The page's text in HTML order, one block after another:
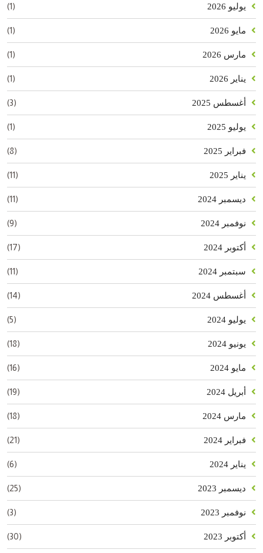
يوليو 2026 (1)
مايو 2026 (1)
مارس 2026 (1)
يناير 2026 (1)
أغسطس 2025 (3)
يوليو 2025 (1)
فبراير 2025 (8)
يناير 2025 (11)
ديسمبر 2024 (11)
نوفمبر 2024 (9)
أكتوبر 2024 (17)
سبتمبر 2024 (11)
أغسطس 2024 (14)
يوليو 2024 (5)
يونيو 2024 (18)
مايو 2024 (16)
أبريل 2024 (19)
مارس 2024 (18)
فبراير 2024 (21)
يناير 2024 (6)
ديسمبر 2023 (25)
نوفمبر 2023 (3)
أكتوبر 2023 (30)